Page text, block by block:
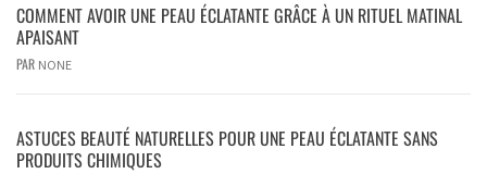
COMMENT AVOIR UNE PEAU ÉCLATANTE GRÂCE À UN RITUEL MATINAL
APAISANT
PAR NONE
ASTUCES BEAUTÉ NATURELLES POUR UNE PEAU ÉCLATANTE SANS
PRODUITS CHIMIQUES